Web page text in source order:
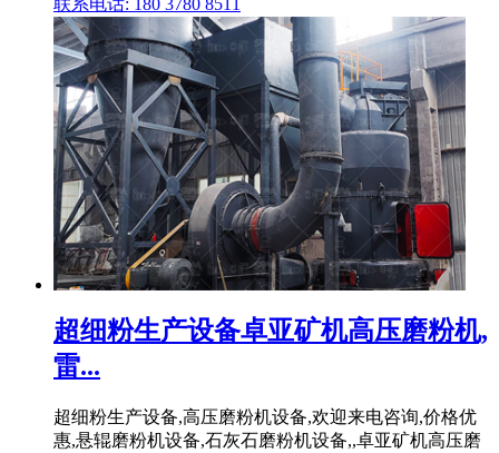
联系电话: 180 3780 8511
超细粉生产设备卓亚矿机高压磨粉机,
雷...
超细粉生产设备,高压磨粉机设备,欢迎来电咨询,价格优
惠,悬辊磨粉机设备,石灰石磨粉机设备,,卓亚矿机高压磨